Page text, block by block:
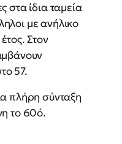
στα ίδια ταμεία
με ανήλικο
Στον
57.
πλήρη σύνταξη
το 60ό.